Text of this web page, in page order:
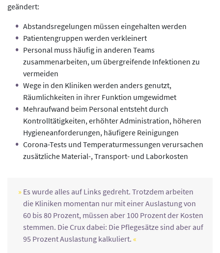
geändert:
Abstandsregelungen müssen eingehalten werden
Patientengruppen werden verkleinert
Personal muss häufig in anderen Teams
zusammenarbeiten, um übergreifende Infektionen zu
vermeiden
Wege in den Kliniken werden anders genutzt,
Räumlichkeiten in ihrer Funktion umgewidmet
Mehraufwand beim Personal entsteht durch
Kontrolltätigkeiten, erhöhter Administration, höheren
Hygieneanforderungen, häufigere Reinigungen
Corona-Tests und Temperaturmessungen verursachen
zusätzliche Material-, Transport- und Laborkosten
Es wurde alles auf Links gedreht. Trotzdem arbeiten
die Kliniken momentan nur mit einer Auslastung von
60 bis 80 Prozent, müssen aber 100 Prozent der Kosten
stemmen. Die Crux dabei: Die Pflegesätze sind aber auf
95 Prozent Auslastung kalkuliert.